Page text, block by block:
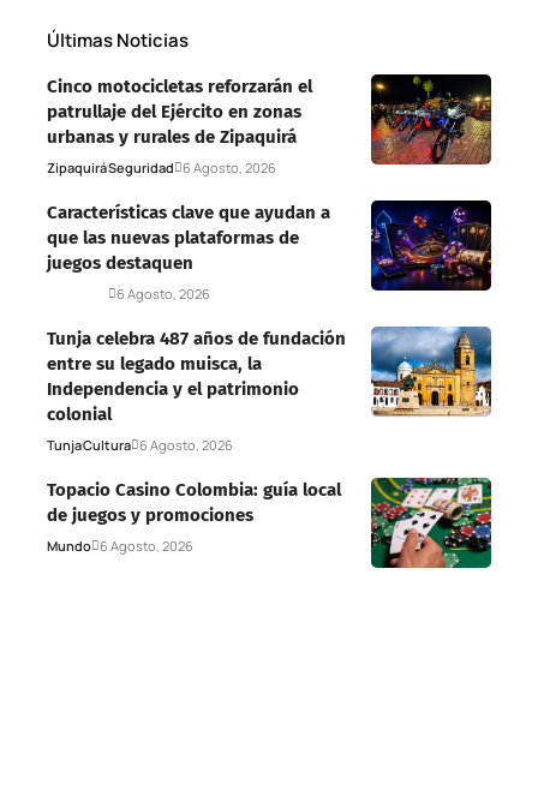
Últimas Noticias
Cinco motocicletas reforzarán el
patrullaje del Ejército en zonas
urbanas y rurales de Zipaquirá
ZipaquiráSeguridad 6 Agosto, 2026
Características clave que ayudan a
que las nuevas plataformas de
juegos destaquen
6 Agosto, 2026
Tunja celebra 487 años de fundación
entre su legado muisca, la
Independencia y el patrimonio
colonial
TunjaCultura 6 Agosto, 2026
Topacio Casino Colombia: guía local
de juegos y promociones
Mundo 6 Agosto, 2026